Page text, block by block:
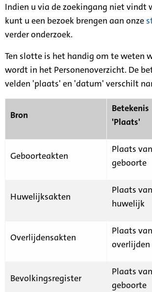
Indien u via de zoekingang niet vindt
kunt u een bezoek brengen aan onze
verder onderzoek.
Ten slotte is het handig om te weten
wordt in het Personenoverzicht. De
velden 'plaats' en 'datum' verschilt
Bron
Betekenis
'Plaats'
Geboorteakten
Plaats
geboorte
Huwelijksakten
Plaats
huwelijk
Overlijdensakten
Plaats
overlijden
Bevolkingsregister
Plaats
geboorte